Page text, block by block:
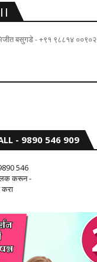
||
बसुगडे - +९१ ९८८१४ ००९०२
- 9890 546 909
546
करून -